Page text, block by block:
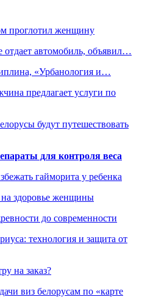
проглотил женщину
отдает автомобиль, объявил…
«Урбанология и…
предлагает услуги по
будут путешествовать
для контроля веса
гайморита у ребенка
на здоровье женщины
до современности
технология и защита от
на заказ?
виз белорусам по «карте